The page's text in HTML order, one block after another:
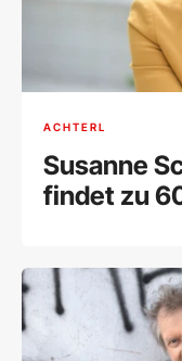
ACHTERL
Susanne
findet zu